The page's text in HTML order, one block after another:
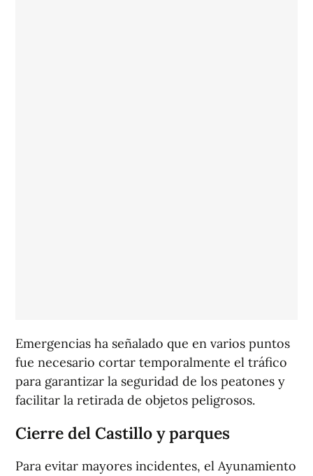
Emergencias ha señalado que en varios puntos
fue necesario cortar temporalmente el tráfico
para garantizar la seguridad de los peatones y
facilitar la retirada de objetos peligrosos.
Cierre del Castillo y parques
Para evitar mayores incidentes, el Ayunamiento